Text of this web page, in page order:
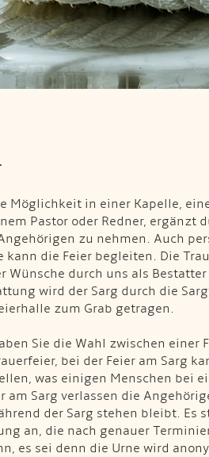
Möglichkeit in einer Kapelle,
Pastor oder Redner, ergänzt
zu nehmen. Auch
kann die Feier begleiten. Die
durch uns als
wird der Sarg durch die
zum Grab getragen.
Sie die Wahl zwischen einer
bei der Feier am Sarg
was einigen Menschen bei
am Sarg verlassen die
der Sarg stehen bleibt. Es
an, die nach genauer
es sei denn die Urne wird